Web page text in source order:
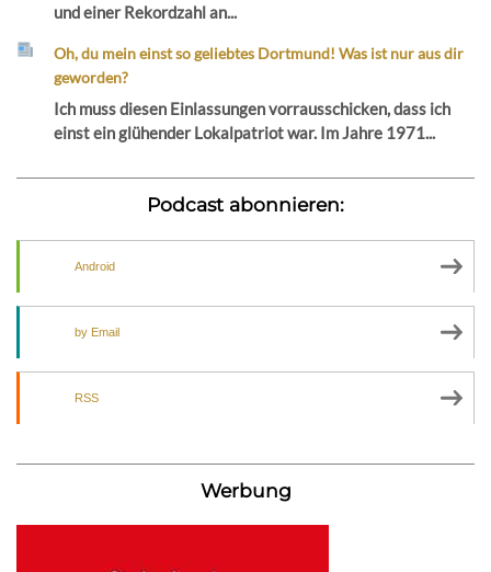
und einer Rekordzahl an...
Oh, du mein einst so geliebtes Dortmund! Was ist nur aus dir
geworden?
Ich muss diesen Einlassungen vorrausschicken, dass ich
einst ein glühender Lokalpatriot war. Im Jahre 1971...
Podcast abonnieren:
Android
by Email
RSS
Werbung